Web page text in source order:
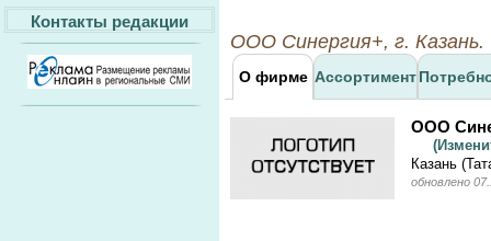
Контакты редакции
ООО Синергия+, г.
О фирме Ассортимент
ООО
Казань
обновлено